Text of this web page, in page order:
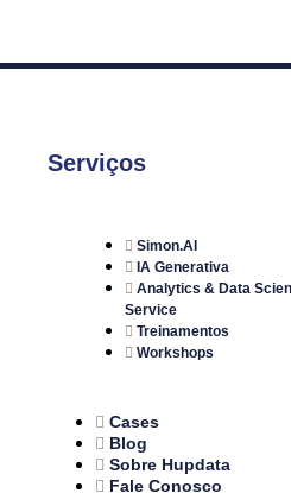
Serviços
Simon.AI
IA Generativa
Analytics & Data
Service
Treinamentos
Workshops
Cases
Blog
Sobre Hupdata
Fale Conosco